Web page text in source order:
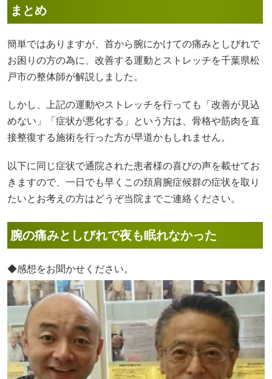
まとめ
簡単ではありますが、首から腕にかけての痛みとしびれで
お困りの方の為に、改善する運動とストレッチを千葉県松
戸市の整体師が解説しました。
しかし、上記の運動やストレッチを行っても「改善が見込
めない」「症状が悪化する」という方は、骨格や筋肉を直
接整復する施術を行った方が早道かもしれません。
以下に同じ症状で通院された患者様の喜びの声を載せてお
きますので、一日でも早くこの頚肩腕症候群の症状を取り
たいとお考えの方はどうぞ当院までご連絡ください。
腕の痛みとしびれで夜も眠れなかった
◆感想をお聞かせください。